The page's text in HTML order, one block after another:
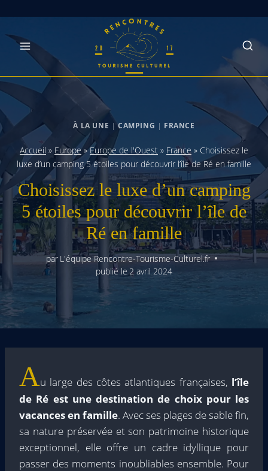
to
content
À LA UNE |CAMPING | FRANCE
Accueil » Europe»Europe de l'Ouest » France » Choisissez le
luxe d’un camping 5 étoiles pour découvrir l’île de Ré en famille
Choisissez le luxe d’un camping
5 étoiles pour découvrir l’île de
Ré en famille
par L'équipe Rencontre-Tourisme-Culturel.fr
publié le 2 avril 2024
Au large des côtes atlantiques françaises, l’île
de Ré est une destination de choix pour les
vacances en famille. Avec ses plages de sable fin,
sa nature préservée et son patrimoine historique
exceptionnel, elle offre un cadre idyllique pour
passer des moments inoubliables ensemble. Pour